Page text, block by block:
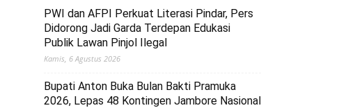
PWI dan AFPI Perkuat Literasi Pindar, Pers
Didorong Jadi Garda Terdepan Edukasi
Publik Lawan Pinjol Ilegal
Kamis, 6 Agustus 2026
Bupati Anton Buka Bulan Bakti Pramuka
2026, Lepas 48 Kontingen Jambore Nasional